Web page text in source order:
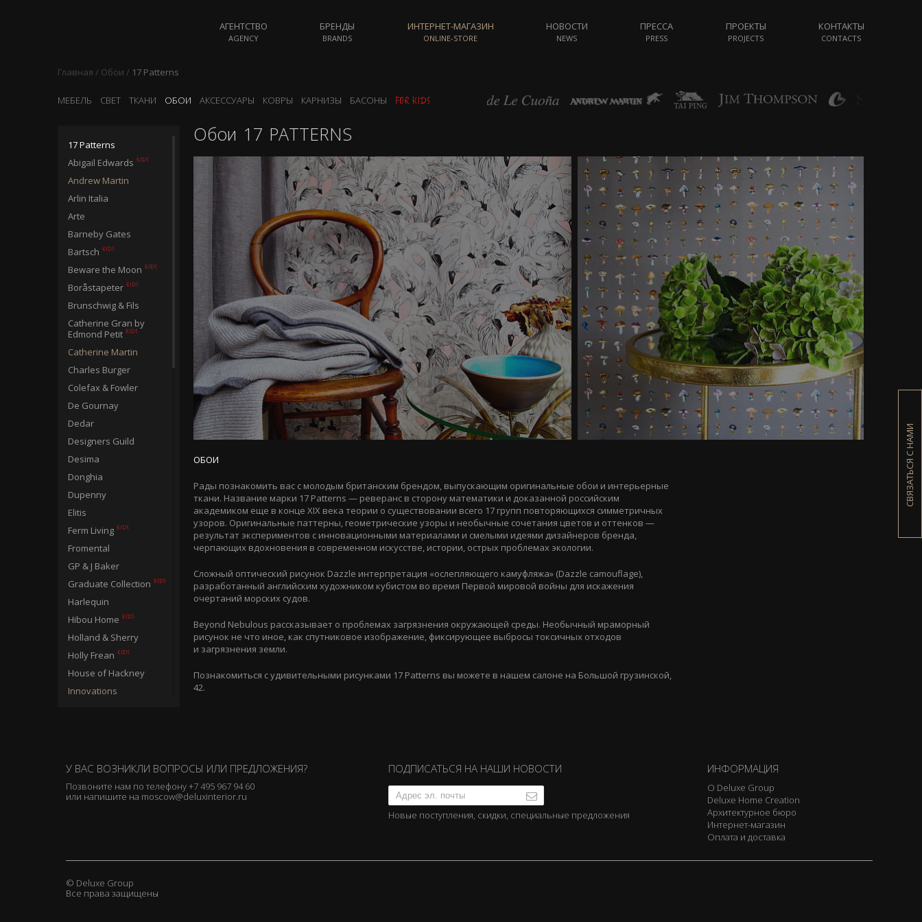
СВЯЗАТЬСЯ С НАМИ
АГЕНТСТВО
AGENCY
БРЕНДЫ
BRANDS
ИНТЕРНЕТ-МАГАЗИН
ONLINE-STORE
НОВОСТИ
NEWS
ПРЕССА
PRESS
ПРОЕКТЫ
PROJECTS
КОНТАКТЫ
CONTACTS
Главная / Обои / 17 Patterns
МЕБЕЛЬ СВЕТ ТКАНИ ОБОИ АКСЕССУАРЫ КОВРЫ КАРНИЗЫ БАСОНЫ
17 Patterns
Abigail Edwards
Andrew Martin
Arlin Italia
Arte
Barneby Gates
Bartsch
Beware the Moon
Boråstapeter
Brunschwig & Fils
Catherine Gran by
Edmond Petit
Catherine Martin
Charles Burger
Colefax & Fowler
De Gournay
Dedar
Designers Guild
Desima
Donghia
Dupenny
Elitis
Ferm Living
Fromental
GP & J Baker
Graduate Collection
Harlequin
Hibou Home
Holland & Sherry
Holly Frean
House of Hackney
Innovations
Juliet Travers
Linwood
Lizzie Allen
Loboloup
Обои 17 PATTERNS
ОБОИ
Рады познакомить вас с молодым британским брендом, выпускающим оригинальные обои и интерьерные
ткани. Название марки 17 Patterns — реверанс в сторону математики и доказанной российским
академиком еще в конце XIX века теории о существовании всего 17 групп повторяющихся симметричных
узоров. Оригинальные паттерны, геометрические узоры и необычные сочетания цветов и оттенков —
результат экспериментов с инновационными материалами и смелыми идеями дизайнеров бренда,
черпающих вдохновения в современном искусстве, истории, острых проблемах экологии.
Сложный оптический рисунок Dazzle интерпретация «ослепляющего камуфляжа» (Dazzle camouflage),
разработанный английским художником кубистом во время Первой мировой войны для искажения
очертаний морских судов.
Beyond Nebulous рассказывает о проблемах загрязнения окружающей среды. Необычный мраморный
рисунок не что иное, как спутниковое изображение, фиксирующее выбросы токсичных отходов
и загрязнения земли.
Познакомиться с удивительными рисунками 17 Patterns вы можете в нашем салоне на Большой грузинской,
42.
У ВАС ВОЗНИКЛИ ВОПРОСЫ ИЛИ ПРЕДЛОЖЕНИЯ?
Позвоните нам по телефону+7 495 967 94 60
или напишите на moscow@deluxinterior.ru
ПОДПИСАТЬСЯ НА НАШИ НОВОСТИ
Новые поступления, скидки, специальные предложения
ИНФОРМАЦИЯ
О Deluxe Group
Deluxe Home Creation
Архитектурное бюро
Интернет-магазин
Оплата и доставка
© Deluxe Group
Все права защищены